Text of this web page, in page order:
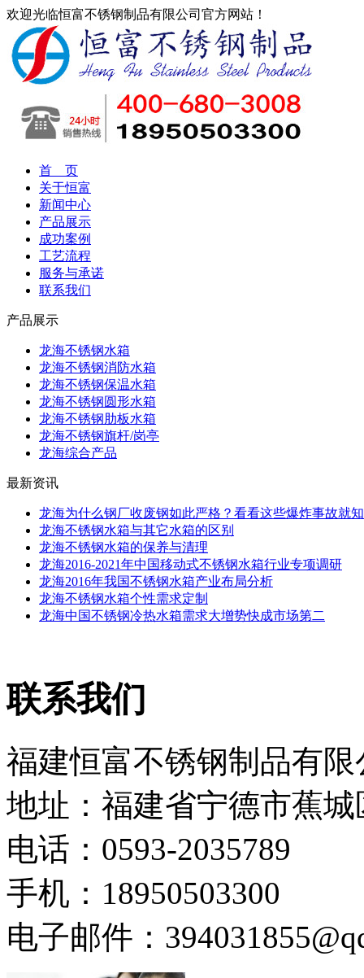
欢迎光临恒富不锈钢制品有限公司官方网站！
首 页
关于恒富
新闻中心
产品展示
成功案例
工艺流程
服务与承诺
联系我们
产品展示
龙海不锈钢水箱
龙海不锈钢消防水箱
龙海不锈钢保温水箱
龙海不锈钢圆形水箱
龙海不锈钢肋板水箱
龙海不锈钢旗杆/岗亭
龙海综合产品
最新资讯
龙海为什么钢厂收废钢如此严格？看看这些爆炸事故就
龙海不锈钢水箱与其它水箱的区别
龙海不锈钢水箱的保养与清理
龙海2016-2021年中国移动式不锈钢水箱行业专项调研
龙海2016年我国不锈钢水箱产业布局分析
龙海不锈钢水箱个性需求定制
龙海中国不锈钢冷热水箱需求大增势快成市场第二
联系我们
福建恒富不锈钢制品有限
地址：福建省宁德市蕉城
电话：0593-2035789
手机：18950503300
电子邮件：